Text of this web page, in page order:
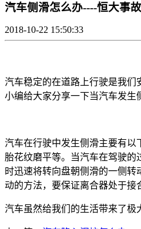
汽车侧滑怎么办----恒大事
2018-10-22 15:50:33
汽车稳定的在道路上行驶是我们
小编给大家分享一下当汽车发生
汽车在行驶中发生侧滑主要有以
胎花纹磨平等。当汽车在驾驶的
时迅速将转向盘朝侧滑的一侧
动的方法，要保证离合器处于接
汽车虽然给我们的生活带来了极